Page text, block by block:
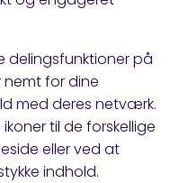
delingsfunktioner på
nemt for dine
med deres netværk.
til de forskellige
eller ved at
indhold.